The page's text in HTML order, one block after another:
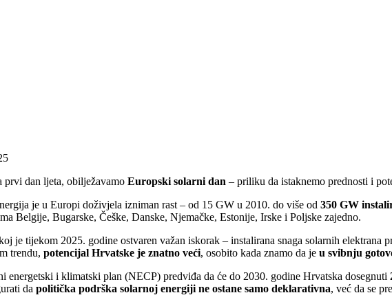
prvi dan ljeta, obilježavamo Europski solarni dan – priliku da istaknemo prednosti i
je u Europi doživjela izniman rast – od 15 GW u 2010. do više od 350 GW
Belgije, Bugarske, Češke, Danske, Njemačke, Estonije, Irske i Poljske zajedno.
je tijekom 2025. godine ostvaren važan iskorak – instalirana snaga solarnih
trendu, potencijal Hrvatske je znatno veći, osobito kada znamo da je u svibnju
energetski i klimatski plan (NECP) predviđa da će do 2030. godine Hrvatska dosegnuti
da politička podrška solarnoj energiji ne ostane samo deklarativna, već da se